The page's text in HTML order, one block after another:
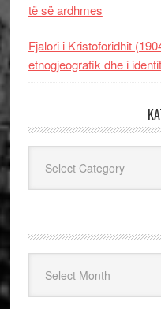
të së ardhmes
Fjalori i Kristoforidhit
etnogjeografik dhe i